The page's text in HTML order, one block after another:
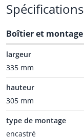
Spécifications
Boîtier et montage
largeur
335 mm
hauteur
305 mm
type de montage
encastré